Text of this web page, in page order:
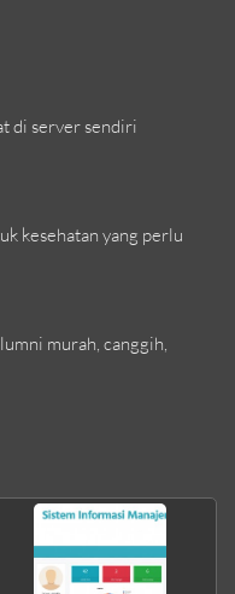
di server sendiri
kesehatan yang perlu
murah, canggih,